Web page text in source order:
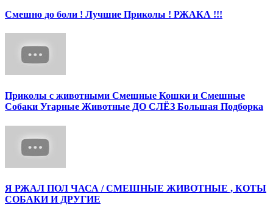
Смешно до боли ! Лучшие Приколы ! РЖАКА !!!
Приколы с животными Смешные Кошки и Смешные
Собаки Угарные Животные ДО СЛЁЗ Большая Подборка
Я РЖАЛ ПОЛ ЧАСА / СМЕШНЫЕ ЖИВОТНЫЕ , КОТЫ
СОБАКИ И ДРУГИЕ